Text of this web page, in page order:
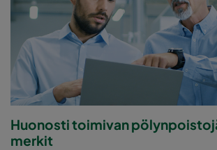
Huonosti toimivan
merkit